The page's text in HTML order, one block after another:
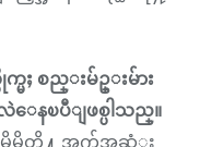
ႈ စည္းမ်ဥ္းမ်ား
လဲေနၿပီျဖစ္ပါသည္။
ာ မိမိတို႔ အက်အဆံုး